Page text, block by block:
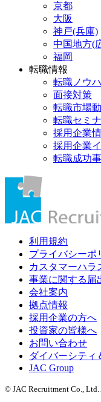
京都
大阪
神戸(兵庫)
中国地方(
福岡
転職情報
転職ノウ
面接対策
転職市場
転職セミ
採用企業
採用企業
転職成功
利用規約
プライバシーポ
カスタマーハラ
事業に関する届
会社案内
拠点情報
採用企業の方へ
投資家の皆様へ
お問い合わせ
ダイバーシティ
JAC Group
© JAC Recruitment Co.,